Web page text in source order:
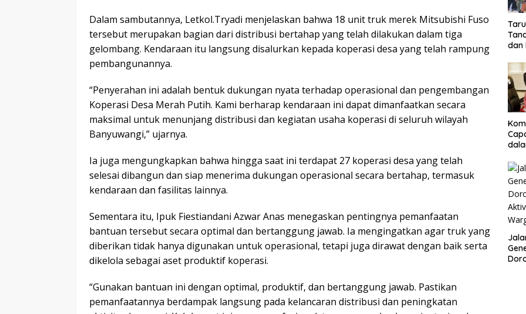
Dalam sambutannya, Letkol.Tryadi menjelaskan bahwa 18 unit truk merek Mitsubishi Fuso
tersebut merupakan bagian dari distribusi bertahap yang telah dilakukan dalam tiga
gelombang. Kendaraan itu langsung disalurkan kepada koperasi desa yang telah rampung
pembangunannya.
“Penyerahan ini adalah bentuk dukungan nyata terhadap operasional dan pengembangan
Koperasi Desa Merah Putih. Kami berharap kendaraan ini dapat dimanfaatkan secara
maksimal untuk menunjang distribusi dan kegiatan usaha koperasi di seluruh wilayah
Banyuwangi,” ujarnya.
Ia juga mengungkapkan bahwa hingga saat ini terdapat 27 koperasi desa yang telah
selesai dibangun dan siap menerima dukungan operasional secara bertahap, termasuk
kendaraan dan fasilitas lainnya.
Sementara itu, Ipuk Fiestiandani Azwar Anas menegaskan pentingnya pemanfaatan
bantuan tersebut secara optimal dan bertanggung jawab. Ia mengingatkan agar truk yang
diberikan tidak hanya digunakan untuk operasional, tetapi juga dirawat dengan baik serta
dikelola sebagai aset produktif koperasi.
“Gunakan bantuan ini dengan optimal, produktif, dan bertanggung jawab. Pastikan
pemanfaatannya berdampak langsung pada kelancaran distribusi dan peningkatan
dan